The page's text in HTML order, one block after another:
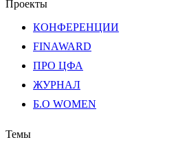
Проекты
КОНФЕРЕНЦИИ
FINAWARD
ПРО ЦФА
ЖУРНАЛ
Б.О WOMEN
Темы